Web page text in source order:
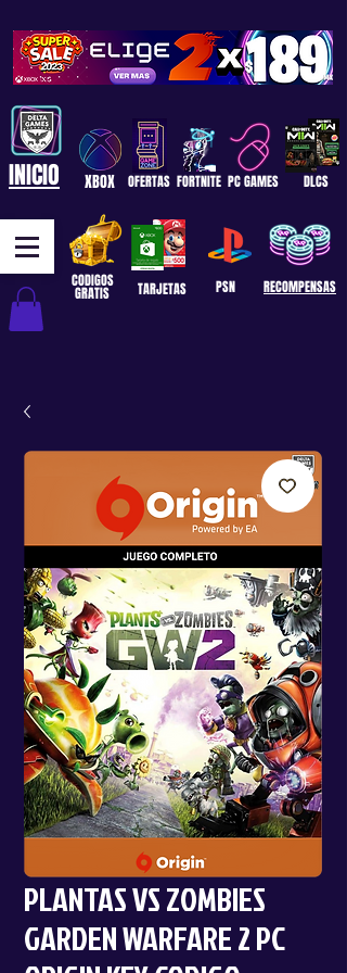
INICIO XBOX
PSN
DLCS
OFERTAS PC GAMES
RECOMPENSAS
CODIGOS
GRATIS
FORTNITE
TARJETAS
PLANTAS VS ZOMBIES
GARDEN WARFARE 2 PC